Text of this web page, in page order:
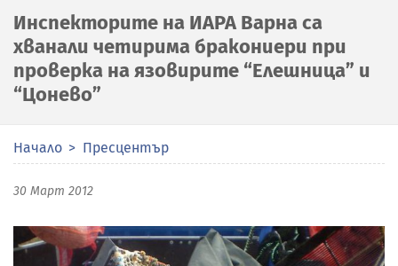
Инспекторите на ИАРА Варна са
хванали четирима бракониери при
проверка на язовирите “Елешница” и
“Цонево”
Начало Пресцентър
30 Март 2012